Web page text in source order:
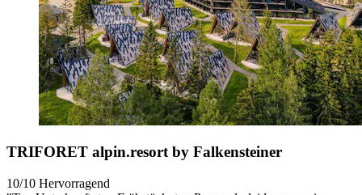
TRIFORET alpin.resort by Falkensteiner
10/10 Hervorragend